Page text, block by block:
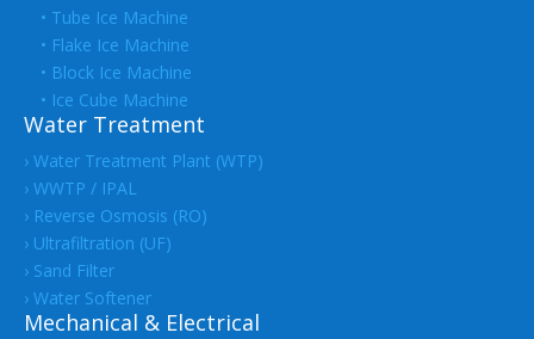
• Tube Ice Machine
• Flake Ice Machine
• Block Ice Machine
• Ice Cube Machine
Water Treatment
› Water Treatment Plant (WTP)
› WWTP / IPAL
› Reverse Osmosis (RO)
› Ultrafiltration (UF)
› Sand Filter
› Water Softener
Mechanical & Electrical